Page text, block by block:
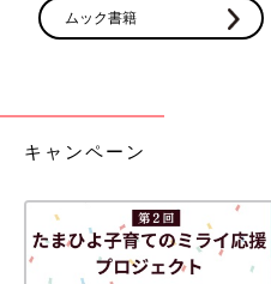
ムック書籍
キャンペーン